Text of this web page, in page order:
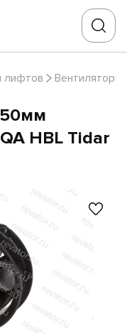
Вентиляторы
HBL Tidar